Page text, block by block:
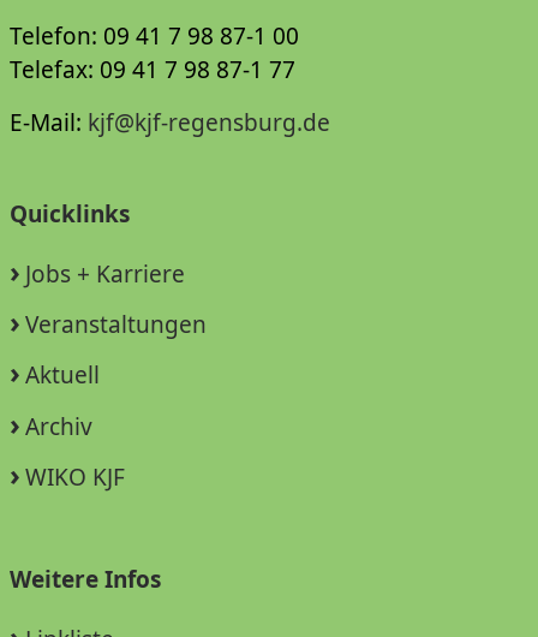
Telefon: 09 41 7 98 87-1 00
Telefax: 09 41 7 98 87-1 77
E-Mail: kjf@kjf-regensburg.de
Quicklinks
Jobs + Karriere
Veranstaltungen
Aktuell
Archiv
WIKO KJF
Weitere Infos